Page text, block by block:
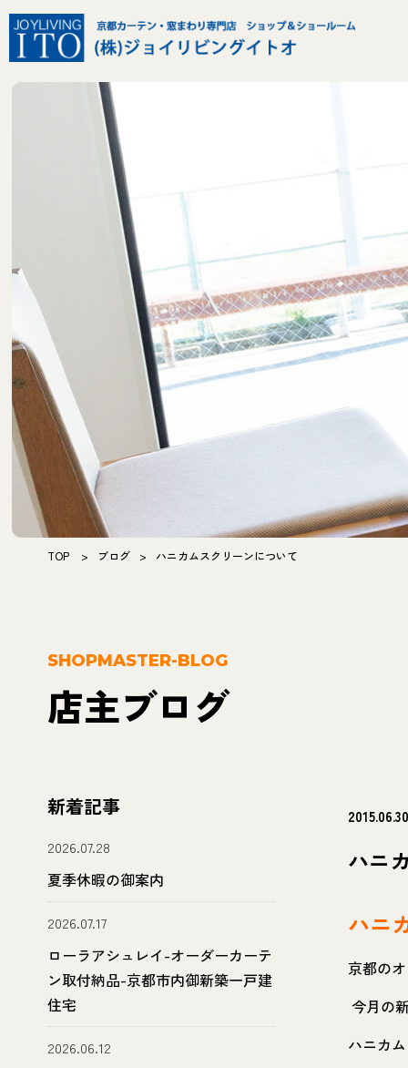
TOP > ブログ > ハニカムスクリーンについて
SHOPMASTER-BLOG
店主ブログ
新着記事
2026.07.28
夏季休暇の御案内
2026.07.17
ローラアシュレイ-オーダーカーテ
ン取付納品-京都市内御新築一戸建
住宅
2026.06.12
2015.06.30
ハニ
ハニ
京都の
今月の
ハニカ